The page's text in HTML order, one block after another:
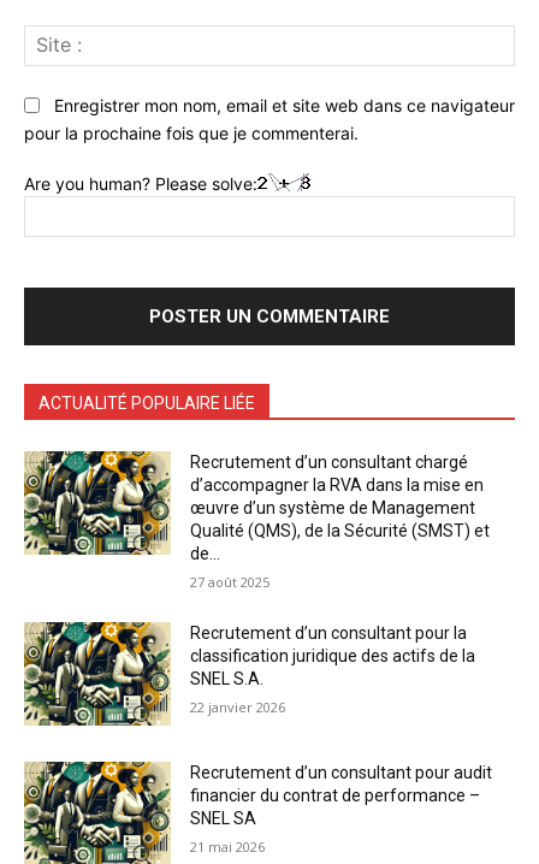
:
Enregistrer mon nom, email et site web dans ce navigateur
pour la prochaine fois que je commenterai.
Are you human? Please solve:
ACTUALITÉ POPULAIRE LIÉE
Recrutement d’un consultant chargé
d’accompagner la RVA dans la mise en
œuvre d’un système de Management
Qualité (QMS), de la Sécurité (SMST) et
de...
27 août 2025
Recrutement d’un consultant pour la
classification juridique des actifs de la
SNEL S.A.
22 janvier 2026
Recrutement d’un consultant pour audit
financier du contrat de performance –
SNEL SA
21 mai 2026